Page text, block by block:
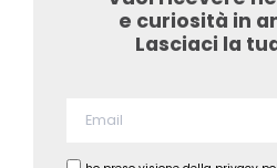
e curiosità in
Lasciaci la